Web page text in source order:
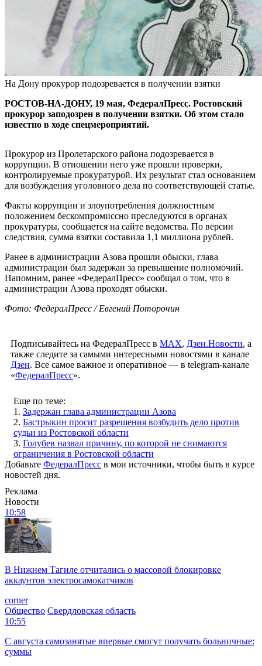
На Дону прокурор подозревается в получении взятки
РОСТОВ-НА-ДОНУ, 19 мая, ФедералПресс. Ростовский
прокурор заподозрен в получении взятки. Об этом стало
известно в ходе спецмероприятий.
Прокурор из Пролетарского района подозревается в
коррупции. В отношении него уже прошли проверки,
контролируемые прокуратурой. Их результат стал основанием
для возбуждения уголовного дела по соответствующей статье.
Факты коррупции и злоупотребления должностным
положением бескомпромиссно преследуются в органах
прокуратуры, сообщается на сайте ведомства. По версии
следствия, сумма взятки составила 1,1 миллиона рублей.
Ранее в администрации Азова прошли обыски, глава
администрации был задержан за превышение полномочий.
Напомним, ранее «ФедералПресс» сообщал о том, что в
администрации Азова проходят обыски.
Фото: ФедералПресс / Евгений Поторочин
Подписывайтесь на ФедералПресс в МАХ, Дзен.Новости, а
также следите за самыми интересными новостями в канале
Дзен. Все самое важное и оперативное — в telegram-канале
«ФедералПресс».
Еще по теме:
1. Задержан глава администрации Азова
2. Бастрыкин просит разрешения возбудить дело против
судьи из Ростовской области
3. Голубев назвал причину, по которой не снимаются
ограничения в Ростовской области
Добавьте ФедералПресс в мои источники, чтобы быть в курсе
новостей дня.
Реклама
Новости
10:58
В Нижнем Тагиле отчитались о массовой блокировке
аккаунтов электросамокатчиков
corner
Общество Свердловская область
10:55
С августа самозанятые впервые смогут получать больничные:
суммы